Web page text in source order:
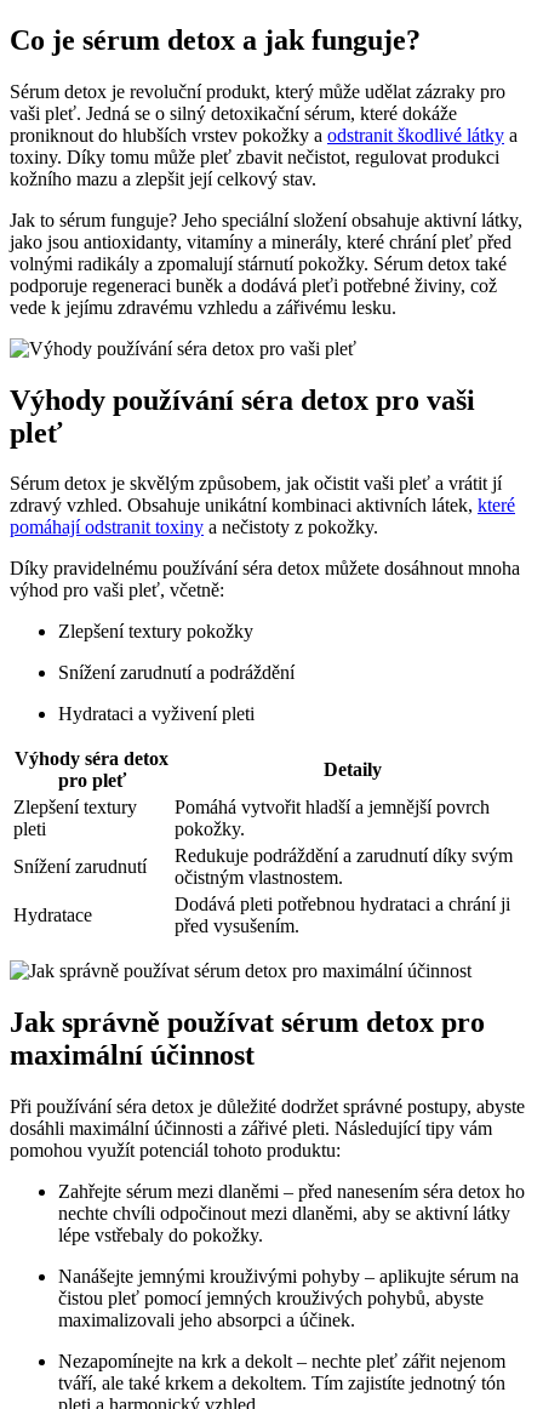
Co je sérum detox a jak funguje?
Sérum detox je revoluční produkt, který může udělat zázraky pro
vaši pleť. Jedná se o silný detoxikační sérum, které dokáže
proniknout do hlubších vrstev pokožky a odstranit škodlivé látky a
toxiny. Díky tomu může pleť zbavit nečistot, regulovat produkci
kožního mazu a zlepšit její celkový stav.
Jak to sérum funguje? Jeho speciální složení obsahuje aktivní látky,
jako jsou antioxidanty, vitamíny a minerály, které chrání pleť před
volnými radikály a zpomalují stárnutí pokožky. Sérum detox také
podporuje regeneraci buněk a dodává pleťi potřebné živiny, což
vede k jejímu zdravému vzhledu a zářivému lesku.
Výhody používání séra detox pro vaši
pleť
Sérum detox je skvělým způsobem, jak očistit vaši pleť a vrátit jí
zdravý vzhled. Obsahuje unikátní kombinaci aktivních látek, které
pomáhají odstranit toxiny a nečistoty z pokožky.
Díky pravidelnému používání séra detox můžete dosáhnout mnoha
výhod pro vaši pleť, včetně:
Zlepšení textury pokožky
Snížení zarudnutí a podráždění
Hydrataci a vyživení pleti
Výhody séra detox
pro pleť
Detaily
Zlepšení textury
pleti
Pomáhá vytvořit hladší a jemnější povrch
pokožky.
Snížení zarudnutí
Redukuje podráždění a zarudnutí díky svým
očistným vlastnostem.
Hydratace
Dodává pleti potřebnou hydrataci a chrání ji
před vysušením.
Jak správně používat sérum detox pro
maximální účinnost
Při používání séra detox je důležité dodržet správné postupy, abyste
dosáhli maximální účinnosti a zářivé pleti. Následující tipy vám
pomohou využít potenciál tohoto produktu:
Zahřejte sérum mezi dlaněmi – před nanesením séra detox ho
nechte chvíli odpočinout mezi dlaněmi, aby se aktivní látky
lépe vstřebaly do pokožky.
Nanášejte jemnými krouživými pohyby – aplikujte sérum na
čistou pleť pomocí jemných krouživých pohybů, abyste
maximalizovali jeho absorpci a účinek.
Nezapomínejte na krk a dekolt – nechte pleť zářit nejenom
tváří, ale také krkem a dekoltem. Tím zajistíte jednotný tón